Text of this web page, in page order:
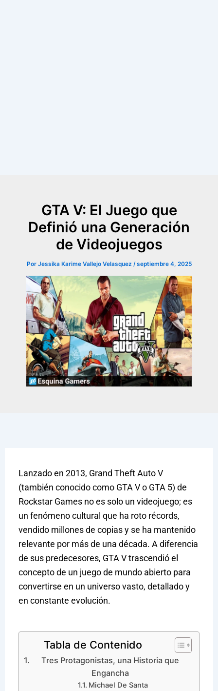
GTA V: El Juego que
Definió una Generación
de Videojuegos
Por Jessika Karime Vallejo Velasquez /septiembre 4, 2025
Lanzado en 2013, Grand Theft Auto V
(también conocido como GTA V o GTA 5) de
Rockstar Games no es solo un videojuego; es
un fenómeno cultural que ha roto récords,
vendido millones de copias y se ha mantenido
relevante por más de una década. A diferencia
de sus predecesores, GTA V trascendió el
concepto de un juego de mundo abierto para
convertirse en un universo vasto, detallado y
en constante evolución.
Tabla de Contenido
Tres Protagonistas, una Historia que
Engancha
Michael De Santa